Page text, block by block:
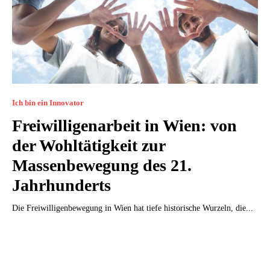
Ich bin ein Innovator
Freiwilligenarbeit in Wien: von
der Wohltätigkeit zur
Massenbewegung des 21.
Jahrhunderts
Die Freiwilligenbewegung in Wien hat tiefe historische Wurzeln, die...